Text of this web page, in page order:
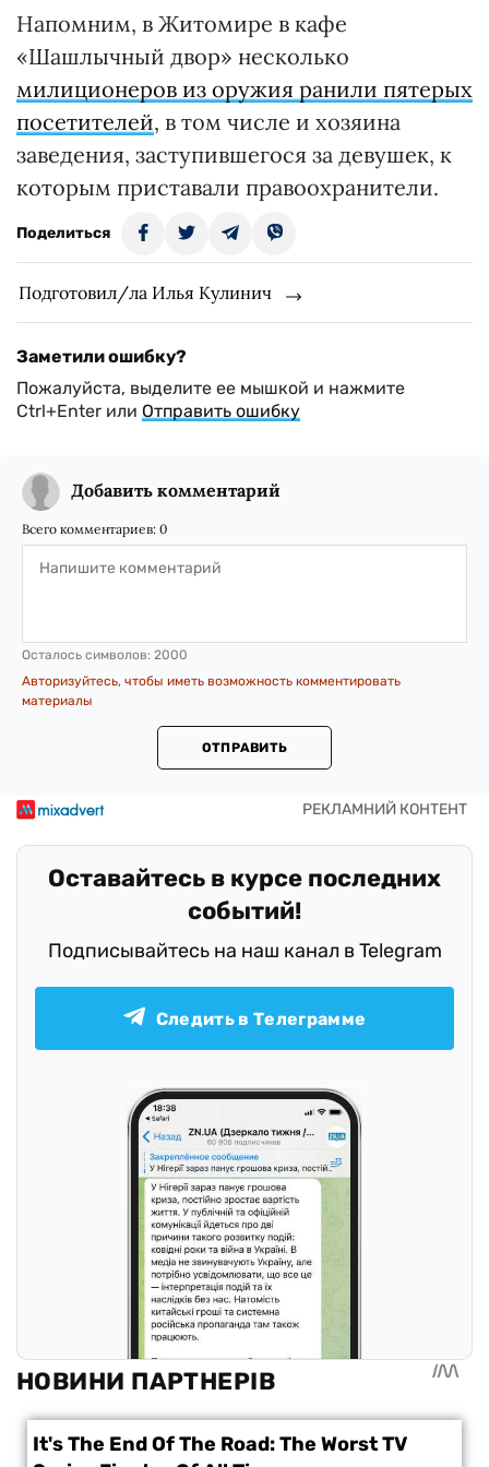
Напомним, в Житомире в кафе
«Шашлычный двор» несколько
милиционеров из оружия ранили пятерых
посетителей, в том числе и хозяина
заведения, заступившегося за девушек, к
которым приставали правоохранители.
Поделиться
Подготовил/ла Илья Кулинич
Заметили ошибку?
Пожалуйста, выделите ее мышкой и нажмите
Ctrl+Enter или Отправить ошибку
Добавить комментарий
Всего комментариев: 0
Осталось символов: 2000
Авторизуйтесь, чтобы иметь возможность комментировать
материалы
ОТПРАВИТЬ
Оставайтесь в курсе последних
событий!
Подписывайтесь на наш канал в Telegram
Следить в Телеграмме